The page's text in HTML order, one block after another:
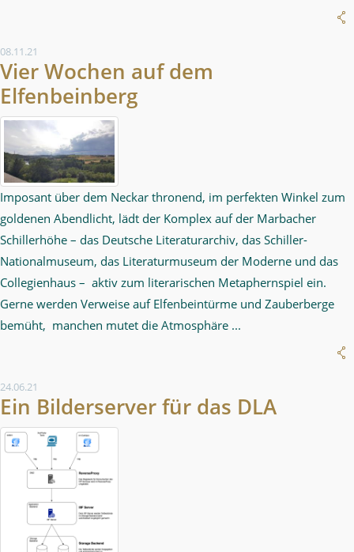
08.11.21
Vier Wochen auf dem
Elfenbeinberg
Imposant über dem Neckar thronend, im perfekten Winkel zum
goldenen Abendlicht, lädt der Komplex auf der Marbacher
Schillerhöhe – das Deutsche Literaturarchiv, das Schiller-
Nationalmuseum, das Literaturmuseum der Moderne und das
Collegienhaus – aktiv zum literarischen Metaphernspiel ein.
Gerne werden Verweise auf Elfenbeintürme und Zauberberge
bemüht, manchen mutet die Atmosphäre ...
24.06.21
Ein Bilderserver für das DLA